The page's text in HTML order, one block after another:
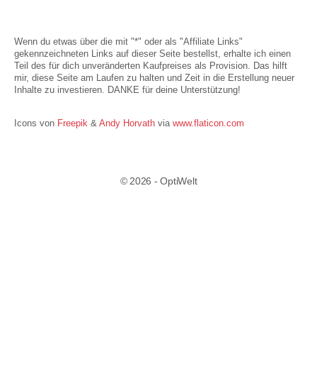
Wenn du etwas über die mit "*" oder als "Affiliate Links"
gekennzeichneten Links auf dieser Seite bestellst, erhalte ich einen
Teil des für dich unveränderten Kaufpreises als Provision. Das hilft
mir, diese Seite am Laufen zu halten und Zeit in die Erstellung neuer
Inhalte zu investieren. DANKE für deine Unterstützung!
Icons von Freepik & Andy Horvath via www.flaticon.com
© 2026 - OptiWelt